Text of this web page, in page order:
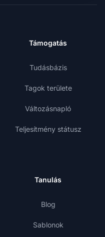
Támogatás
Tudásbázis
Tagok területe
Változásnapló
Teljesítmény státusz
Tanulás
Blog
Sablonok